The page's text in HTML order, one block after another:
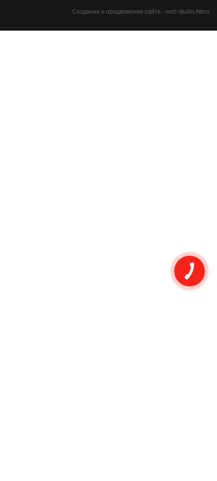
Создание и продвижение сайта - web studio Attico